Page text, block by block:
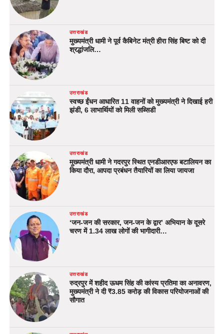
उत्तराखंड
मुख्यमंत्री धामी ने पूर्व कैबिनेट मंत्री हीरा सिंह बिष्ट को दी
श्रद्धांजलि…
उत्तराखंड
स्वच्छ ईंधन आधारित 11 वाहनों को मुख्यमंत्री ने दिखाई हरी
झंडी, 6 लाभार्थियों को मिली सब्सिडी
उत्तराखंड
मुख्यमंत्री धामी ने गदरपुर स्थित एनडीआरएफ बटालियन का
किया दौरा, आपदा प्रबंधन तैयारियों का लिया जायजा
उत्तराखंड
‘जन-जन की सरकार, जन-जन के द्वार’ अभियान के दूसरे
चरण में 1.34 लाख लोगों की भागीदारी…
उत्तराखंड
रुद्रपुर में शहीद ऊधम सिंह की कांस्य प्रतिमा का अनावरण,
मुख्यमंत्री ने दी ₹3.85 करोड़ की विकास परियोजनाओं की
सौगात